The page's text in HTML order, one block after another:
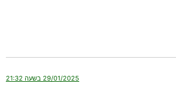
29/01/2025 בשעה 21:32